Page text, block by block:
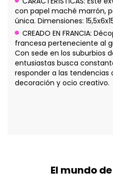
con papel maché marrón,
única. Dimensiones:
CREADO EN FRANCIA:
francesa perteneciente al
Con sede en los suburbios
entusiastas busca
responder a las tendencias
decoración y ocio creativo.
El mundo